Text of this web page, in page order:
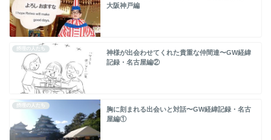
大阪神戸編
摂理の人たち
神様が出会わせてくれた貴重な仲間達〜GW経緯
記録・名古屋編②
摂理の人たち
胸に刻まれる出会いと対話〜GW経緯記録・名古
屋編①